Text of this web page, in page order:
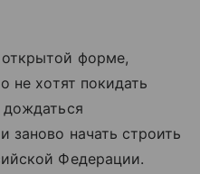
форме,
не хотят покидать
дождаться
заново начать строить
Федерации.